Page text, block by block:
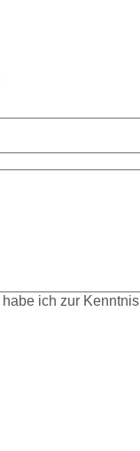
habe ich zur